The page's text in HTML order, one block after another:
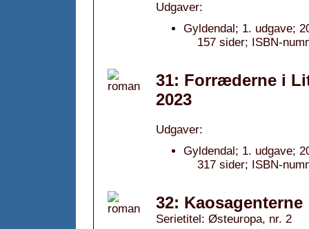
Udgaver:
Gyldendal; 1. udgave;
157 sider; ISBN-
31: Forræderne i
2023
Udgaver:
Gyldendal; 1. udgave;
317 sider; ISBN-
32:
Serietitel: Østeuropa, nr. 2